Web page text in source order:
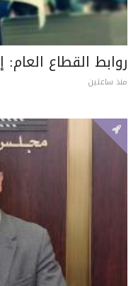
روابط القطاع
منذ ساعتين